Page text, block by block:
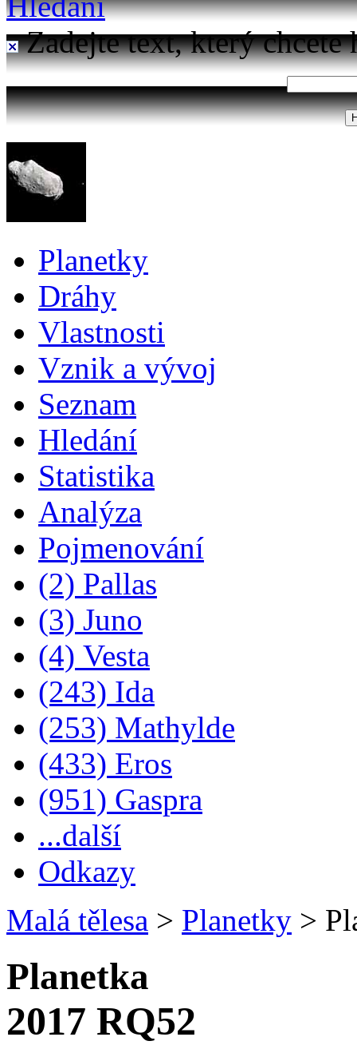
Zadejte text, který chcete
Planetky
Dráhy
Vlastnosti
Vznik a vývoj
Seznam
Hledání
Statistika
Analýza
Pojmenování
(2) Pallas
(3) Juno
(4) Vesta
(243) Ida
(253) Mathylde
(433) Eros
(951) Gaspra
...další
Odkazy
Malá tělesa > Planetky >
Planetka
2017 RQ52